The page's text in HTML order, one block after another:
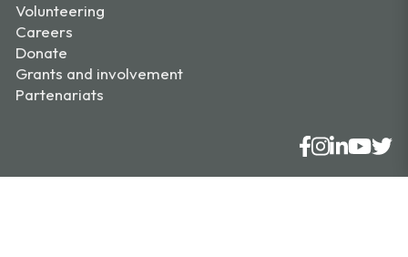
Volunteering
Careers
Donate
Grants and involvement
Partenariats